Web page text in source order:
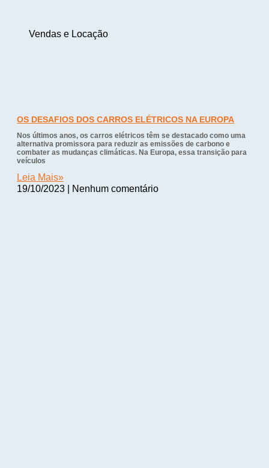
Vendas e Locação
OS DESAFIOS DOS CARROS ELÉTRICOS NA EUROPA
Nos últimos anos, os carros elétricos têm se destacado como uma
alternativa promissora para reduzir as emissões de carbono e
combater as mudanças climáticas. Na Europa, essa transição para
veículos
Leia Mais»
19/10/2023
Nenhum comentário